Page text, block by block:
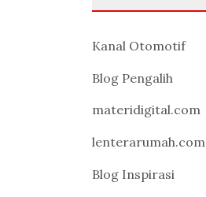
Kanal Otomotif
Blog Pengalih
materidigital.com
lenterarumah.com
Blog Inspirasi